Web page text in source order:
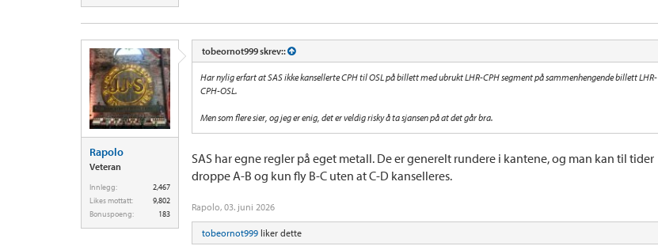
Rapolo
Veteran
Innlegg:
2,467
Likes mottatt:
9,802
Bonuspoeng:
183
tobeornot999 skrev::
Har nylig erfart at SAS ikke kansellerte CPH til OSL på billett med ubrukt LHR-CPH segment på sammenhengende billett LHR-
CPH-OSL.
Men som flere sier, og jeg er enig, det er veldig risky å ta sjansen på at det går bra.
SAS har egne regler på eget metall. De er generelt rundere i kantene, og man kan til tider
droppe A-B og kun fly B-C uten at C-D kanselleres.
Rapolo, 03. juni 2026
tobeornot999 liker dette